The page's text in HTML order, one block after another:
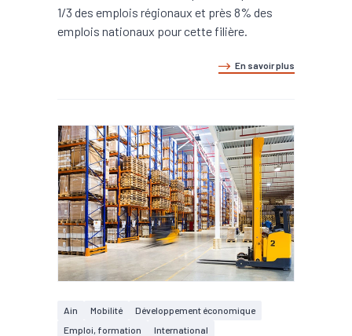
1/3 des emplois régionaux et près 8% des
emplois nationaux pour cette filière.
En savoir plus
Ain Mobilité
Développement économique
Emploi, formation
International